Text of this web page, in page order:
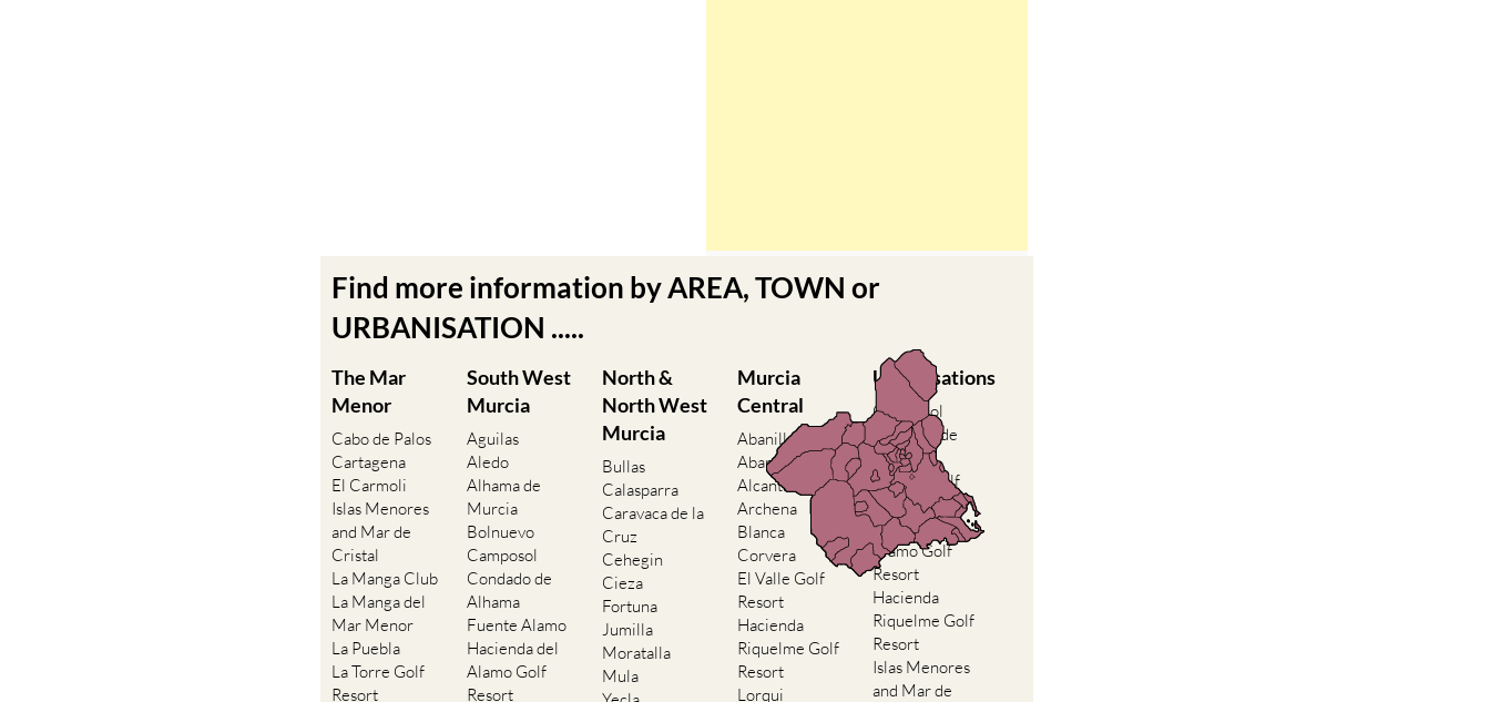
Find more information by AREA, TOWN or
URBANISATION .....
The Mar
Menor
Cabo de Palos
Cartagena
El Carmoli
Islas Menores
and Mar de
Cristal
La Manga Club
La Manga del
Mar Menor
La Puebla
La Torre Golf
Resort
South West
Murcia
Aguilas
Aledo
Alhama de
Murcia
Bolnuevo
Camposol
Condado de
Alhama
Fuente Alamo
Hacienda del
Alamo Golf
Resort
North &
North West
Murcia
Bullas
Calasparra
Caravaca de la
Cruz
Cehegin
Cieza
Fortuna
Jumilla
Moratalla
Mula
Murcia
Central
Abanilla
Abaran
Alcantarilla
Archena
Blanca
Corvera
El Valle Golf
Resort
Hacienda
Riquelme Golf
Resort
Lorqui
Urbanisations
Camposol
Condado de
Alhama
El Valle Golf
Resort
Hacienda del
Alamo Golf
Resort
Hacienda
Riquelme Golf
Resort
Islas Menores
and Mar de